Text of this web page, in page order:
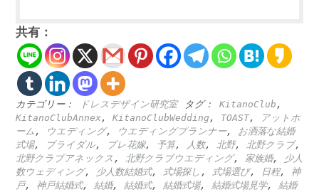
共有：
カテゴリー： ドレスデザイン研究室 タグ： KitanoClub ,
KitanoClubAnnex, KitanoClubWedding , TOAST,
アットホ
ーム , ウエディング, ウエディングプランナー, お洒落な結婚
式場, ブライダル, プレ花嫁, 予算, 人数, 北野, 北野クラブ,
北野クラブアネックス , 北野クラブウエディング, 家族婚,
少人
数ウェディング, 少人数結婚式, 式場探し , 式場選び, 日程, 神
戸, 神戸結婚式, 結婚, 結婚式, 結婚式場, 結婚式場見学, 結婚